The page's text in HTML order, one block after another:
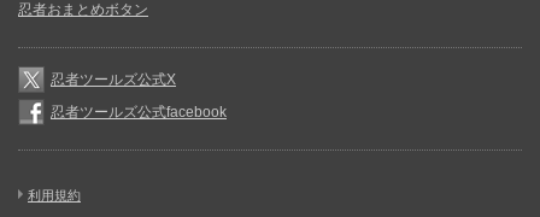
忍者おまとめボタン
忍者ツールズ公式X
忍者ツールズ公式facebook
利用規約